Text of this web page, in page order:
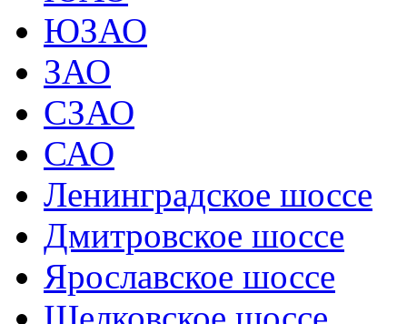
ЮЗАО
ЗАО
СЗАО
САО
Ленинградское шоссе
Дмитровское шоссе
Ярославское шоссе